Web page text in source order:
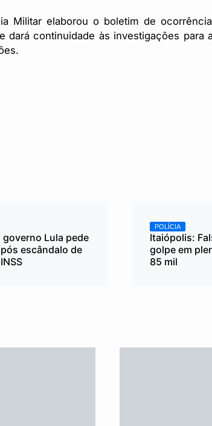
Militar elaborou o boletim de
dará continuidade às investigações para
Lula pede
escândalo de
POLÍCIA
Itaiópolis:
golpe em
85 mil